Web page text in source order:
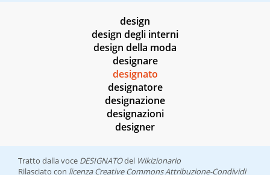
design
design degli interni
design della moda
designare
designato
designatore
designazione
designazioni
designer
Tratto dalla voce DESIGNATOdel Wikizionario
Rilasciato con licenza Creative Commons Attribuzione-Condividi